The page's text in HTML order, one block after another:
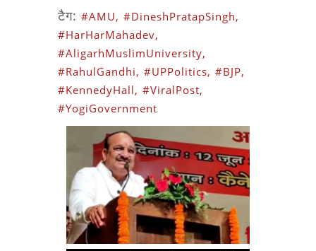
टैग: #AMU, #DineshPratapSingh,
#HarHarMahadev,
#AligarhMuslimUniversity,
#RahulGandhi, #UPPolitics, #BJP,
#KennedyHall, #ViralPost,
#YogiGovernment